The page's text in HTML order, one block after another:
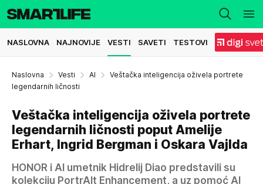
NASLOVNA NAJNOVIJE VESTI SAVETI TESTOVI
Naslovna Vesti AI
Veštačka inteligencija oživela portrete
legendarnih ličnosti
Veštačka inteligencija oživela portrete
legendarnih ličnosti poput Amelije
Erhart, Ingrid Bergman i Oskara Vajlda
HONOR i AI umetnik Hidrelij Diao predstavili su
kolekciju PortrAIt Enhancement, a uz pomoć AI